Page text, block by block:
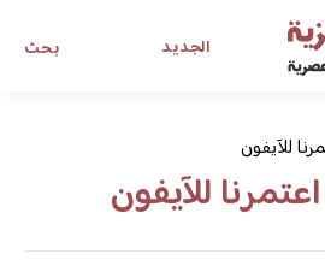
بحث الجديد
للفتاة العصرية
أي موضوع يهمك
للآيفون
للآيفون